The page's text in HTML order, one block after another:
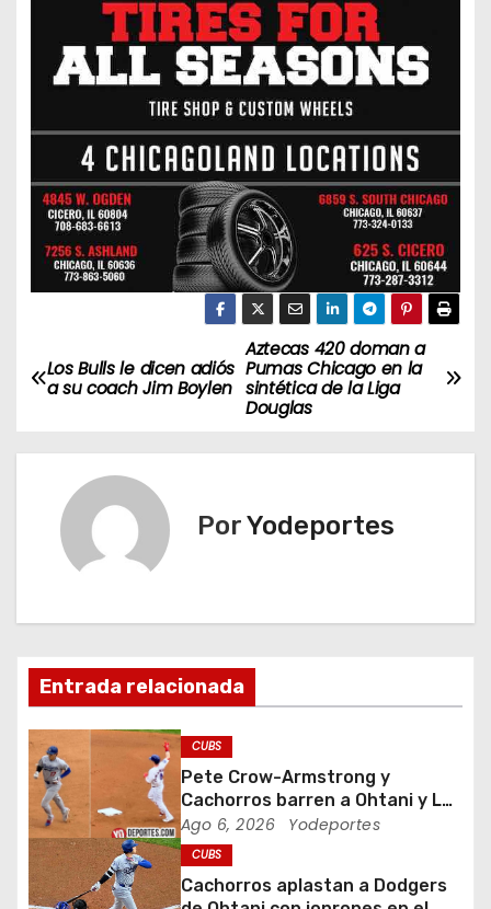
N
a
v
c
ó
n
d
e
Aztecas 420 doman a
Pumas Chicago en la
sintética de la Liga
Douglas
Los Bulls le dicen adiós
a su coach Jim Boylen
PorYodeportes
Entrada relacionada
CUBS
Pete Crow-Armstrong y
Cachorros barren a Ohtani y Los
Dodgers
Ago 6, 2026 Yodeportes
CUBS
Cachorros aplastan a Dodgers